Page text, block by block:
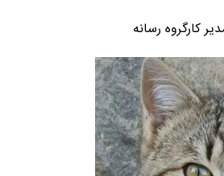
کارگروه رسانه